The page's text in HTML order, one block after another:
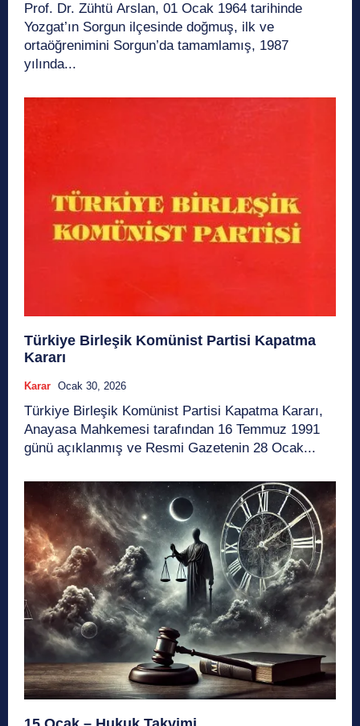
Prof. Dr. Zühtü Arslan, 01 Ocak 1964 tarihinde
Yozgat’ın Sorgun ilçesinde doğmuş, ilk ve
ortaöğrenimini Sorgun’da tamamlamış, 1987
yılında...
Türkiye Birleşik Komünist Partisi Kapatma
Kararı
Karar Ocak 30, 2026
Türkiye Birleşik Komünist Partisi Kapatma Kararı,
Anayasa Mahkemesi tarafından 16 Temmuz 1991
günü açıklanmış ve Resmi Gazetenin 28 Ocak...